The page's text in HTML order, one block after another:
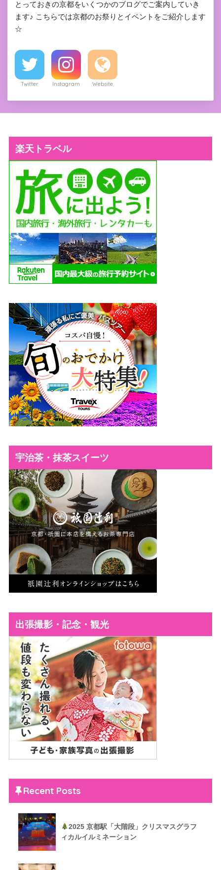
とっておきの京都をいくつかのブログでご案内していき
ます♪ こちらでは京都のお祭りとイベントをご紹介します
☆
Twitter Instagram Website
楽天トラベル
宇治茶・抹茶スイーツ
出張撮影・記念・観光
Recent Posts
2025 京都駅「大階段」クリスマスグラフ
ィカルイルミネーション